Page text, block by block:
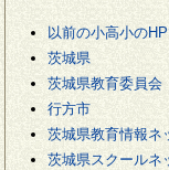
以前の小高小のHP
茨城県
茨城県教育委員会
行方市
茨城県教育情報ネ
茨城県スクールネ